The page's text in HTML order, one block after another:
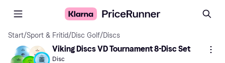
Start/Sport & Fritid/Disc Golf/Discs
Viking Discs VD Tournament 8-Disc Set
Disc